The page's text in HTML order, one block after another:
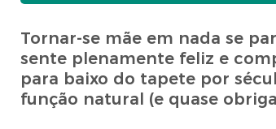
Tornar-se mãe em nada se
sente plenamente feliz e
para baixo do tapete por
função natural (e quase